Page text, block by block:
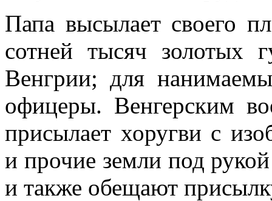
Папа высылает своего
сотней тысяч золотых
Венгрии; для
офицеры. Венгерским
присылает хоругви с
и прочие земли под
и также обещают